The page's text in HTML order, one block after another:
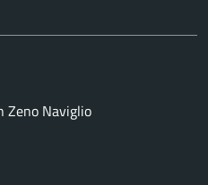
Zeno Naviglio